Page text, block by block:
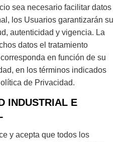
sea necesario facilitar datos
los Usuarios garantizarán su
autenticidad y vigencia. La
datos el tratamiento
en función de su
en los términos indicados
de Privacidad.
INDUSTRIAL E
y acepta que todos los